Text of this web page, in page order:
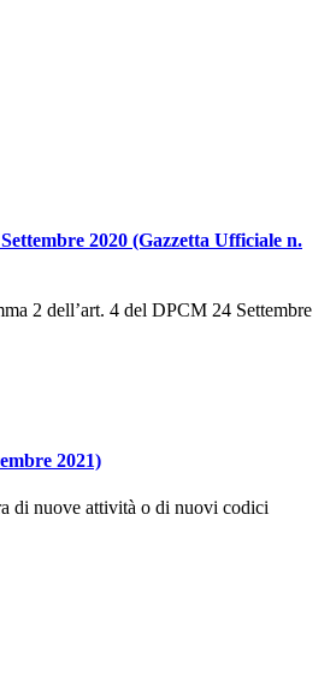
2020 (Gazzetta Ufficiale n.
2 dell’art. 4 del DPCM 24 Settembre
2021)
di nuove attività o di nuovi codici